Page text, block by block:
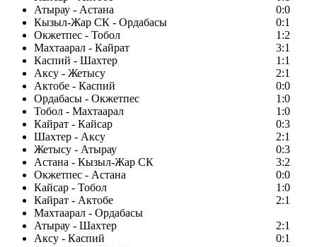
Атырау - Астана
0:0
Кызыл-Жар СК - Ордабасы
0:1
Окжетпес - Тобол
1:2
Махтаарал - Кайрат
3:1
Каспий - Шахтер
1:1
Аксу - Жетысу
2:1
Актобе - Каспий
0:0
Ордабасы - Окжетпес
1:0
Тобол - Махтаарал
1:0
Кайрат - Кайсар
0:3
Шахтер - Аксу
2:1
Жетысу - Атырау
0:3
Астана - Кызыл-Жар СК
3:2
Окжетпес - Астана
0:0
Кайсар - Тобол
1:0
Кайрат - Актобе
2:1
Махтаарал - Ордабасы
Атырау - Шахтер
2:1
Аксу - Каспий
0:1